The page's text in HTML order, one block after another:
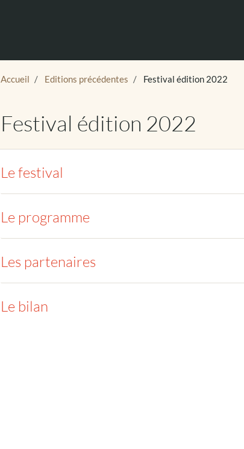
Accueil Editions précédentes Festival édition 2022
Festival édition 2022
Le festival
Le programme
Les partenaires
Le bilan